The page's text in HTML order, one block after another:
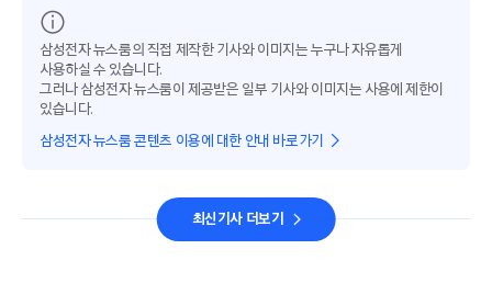
삼성전자 뉴스룸의 직접 제작한 기사와 이미지는 누구나 자유롭게
사용하실 수 있습니다.
그러나 삼성전자 뉴스룸이 제공받은 일부 기사와 이미지는 사용에 제한이
있습니다.
삼성전자 뉴스룸 콘텐츠 이용에 대한 안내 바로가기
최신기사 더보기